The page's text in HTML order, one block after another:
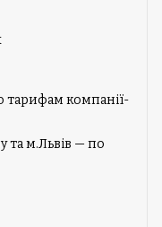
тарифам компанії-
та м.Львів — по